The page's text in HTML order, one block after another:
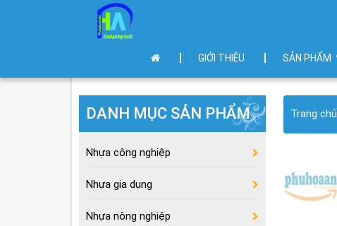
GIỚI THIỆU SẢN PHẨM
Trang chủ
DANH MỤC SẢN PHẨM
Nhựa công nghiệp
Nhựa gia dụng
Nhựa nông nghiệp